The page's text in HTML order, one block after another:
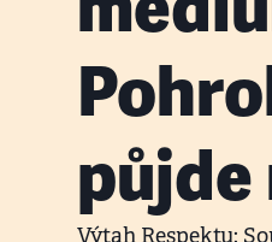
půjde
Výtah Respektu: